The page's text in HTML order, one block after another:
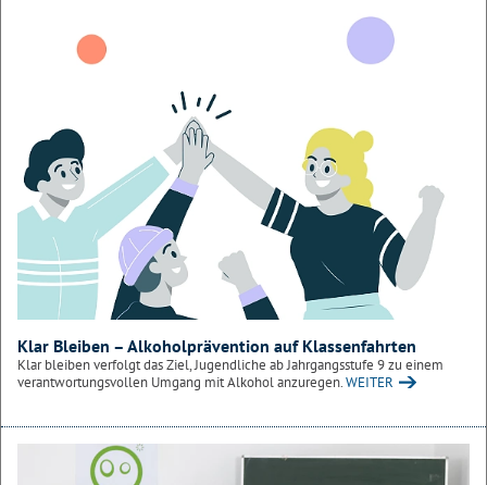
Klar Bleiben – Alkoholprävention auf Klassenfahrten
Klar bleiben verfolgt das Ziel, Jugendliche ab Jahrgangsstufe 9 zu einem
verantwortungsvollen Umgang mit Alkohol anzuregen.WEITER